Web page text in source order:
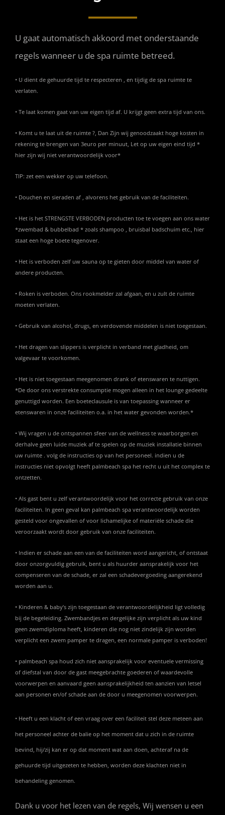
INFO
ANDERE VESTIGINGEN
U gaat automatisch akkoord met onderstaande
regels wanneer u de spa ruimte betreed.
• U dient de gehuurde tijd te respecteren , en tijdig de spa ruimte te
verlaten.
• Te laat komen gaat van uw eigen tijd af. U krijgt geen extra tijd van ons.
• Komt u te laat uit de ruimte ?, Dan Zijn wij genoodzaakt hoge kosten in
rekening te brengen van 3euro per minuut, Let op uw eigen eind tijd *
hier zijn wij niet verantwoordelijk voor*
TIP: zet een wekker op uw telefoon.
• Douchen en sieraden af , alvorens het gebruik van de faciliteiten.
• Het is het STRENGSTE VERBODEN producten toe te voegen aan ons water
*zwembad & bubbelbad * zoals shampoo , bruisbal badschuim etc., hier
staat een hoge boete tegenover.
• Het is verboden zelf uw sauna op te gieten door middel van water of
andere producten.
• Roken is verboden. Ons rookmelder zal afgaan, en u zult de ruimte
moeten verlaten.
• Gebruik van alcohol, drugs, en verdovende middelen is niet toegestaan.
• Het dragen van slippers is verplicht in verband met gladheid, om
valgevaar te voorkomen.
• Het is niet toegestaan meegenomen drank of etenswaren te nuttigen.
*De door ons verstrekte consumptie mogen alleen in het lounge gedeelte
genuttigd worden. Een boeteclausule is van toepassing wanneer er
etenswaren in onze faciliteiten o.a. in het water gevonden worden.*
• Wij vragen u de ontspannen sfeer van de wellness te waarborgen en
derhalve geen luide muziek af te spelen op de muziek installatie binnen
uw ruimte . volg de instructies op van het personeel. indien u de
instructies niet opvolgt heeft palmbeach spa het recht u uit het complex te
ontzetten.
• Als gast bent u zelf verantwoordelijk voor het correcte gebruik van onze
faciliteiten. In geen geval kan palmbeach spa verantwoordelijk worden
gesteld voor ongevallen of voor lichamelijke of materiële schade die
veroorzaakt wordt door gebruik van onze faciliteiten.
• Indien er schade aan een van de faciliteiten word aangericht, of ontstaat
door onzorgvuldig gebruik, bent u als huurder aansprakelijk voor het
compenseren van de schade, er zal een schadevergoeding aangerekend
worden aan u.
• Kinderen & baby’s zijn toegestaan de verantwoordelijkheid ligt volledig
bij de begeleiding. Zwembandjes en dergelijke zijn verplicht als uw kind
geen zwemdiploma heeft, kinderen die nog niet zindelijk zijn worden
verplicht een zwem pamper te dragen, een normale pamper is verboden!
• palmbeach spa houd zich niet aansprakelijk voor eventuele vermissing
of diefstal van door de gast meegebrachte goederen of waardevolle
voorwerpen en aanvaard geen aansprakelijkheid ten aanzien van letsel
aan personen en/of schade aan de door u meegenomen voorwerpen.
• Heeft u een klacht of een vraag over een faciliteit stel deze meteen aan
het personeel achter de balie op het moment dat u zich in de ruimte
bevind, hij/zij kan er op dat moment wat aan doen, achteraf na de
gehuurde tijd uitgezeten te hebben, worden deze klachten niet in
behandeling genomen.
Dank u voor het lezen van de regels, Wij wensen u een